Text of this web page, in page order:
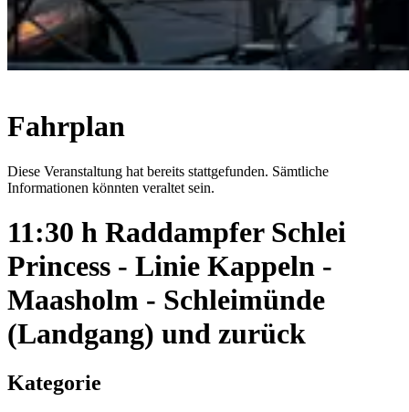
Fahrplan
Diese Veranstaltung hat bereits stattgefunden. Sämtliche
Informationen könnten veraltet sein.
11:30 h Raddampfer Schlei
Princess - Linie Kappeln -
Maasholm - Schleimünde
(Landgang) und zurück
Kategorie